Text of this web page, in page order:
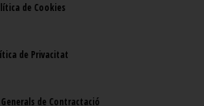
de Cookies
de Privacitat
de Contractació